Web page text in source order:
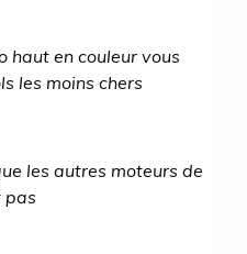
haut en couleur vous
les moins chers
les autres moteurs de
pas